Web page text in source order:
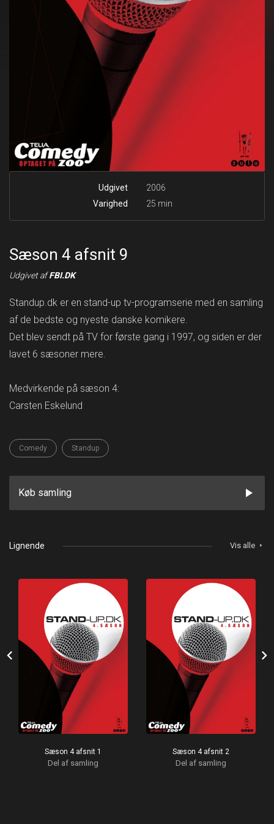
Udgivet
2006
Varighed
25 min
Sæson 4 afsnit 9
Udgivet afFBI.DK
Standup.dk er en stand-up tv-programserie med en samling
af de bedste og nyeste danske komikere.
Det blev sendt på TV for første gang i 1997, og siden er der
lavet 6 sæsoner mere.
Medvirkende på sæson 4:
Carsten Eskelund
Comedy Standup
Køb samling play_arrow
Lignende Vis alle arrow_right
chevron_left
Sæson 4 afsnit 1
Del af samling
Sæson 4 afsnit 2
Del af samling
chevron_right